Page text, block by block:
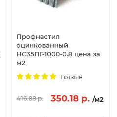
Профнастил
оцинкованный
НС35ПГ-1000-0.8 цена за
м2
1 отзыв
416.88 р. 350.18 р. /м2